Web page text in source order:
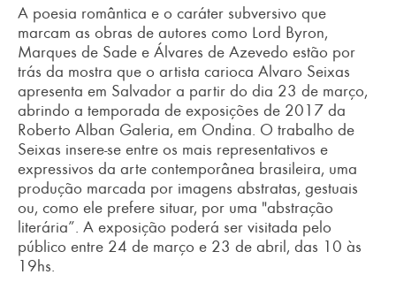
A poesia romântica e o caráter subversivo que
marcam as obras de autores como Lord Byron,
Marques de Sade e Álvares de Azevedo estão por
trás da mostra que o artista carioca Alvaro Seixas
apresenta em Salvador a partir do dia 23 de março,
abrindo a temporada de exposições de 2017 da
Roberto Alban Galeria, em Ondina. O trabalho de
Seixas insere-se entre os mais representativos e
expressivos da arte contemporânea brasileira, uma
produção marcada por imagens abstratas, gestuais
ou, como ele prefere situar, por uma "abstração
literária”. A exposição poderá ser visitada pelo
público entre 24 de março e 23 de abril, das 10 às
19hs.